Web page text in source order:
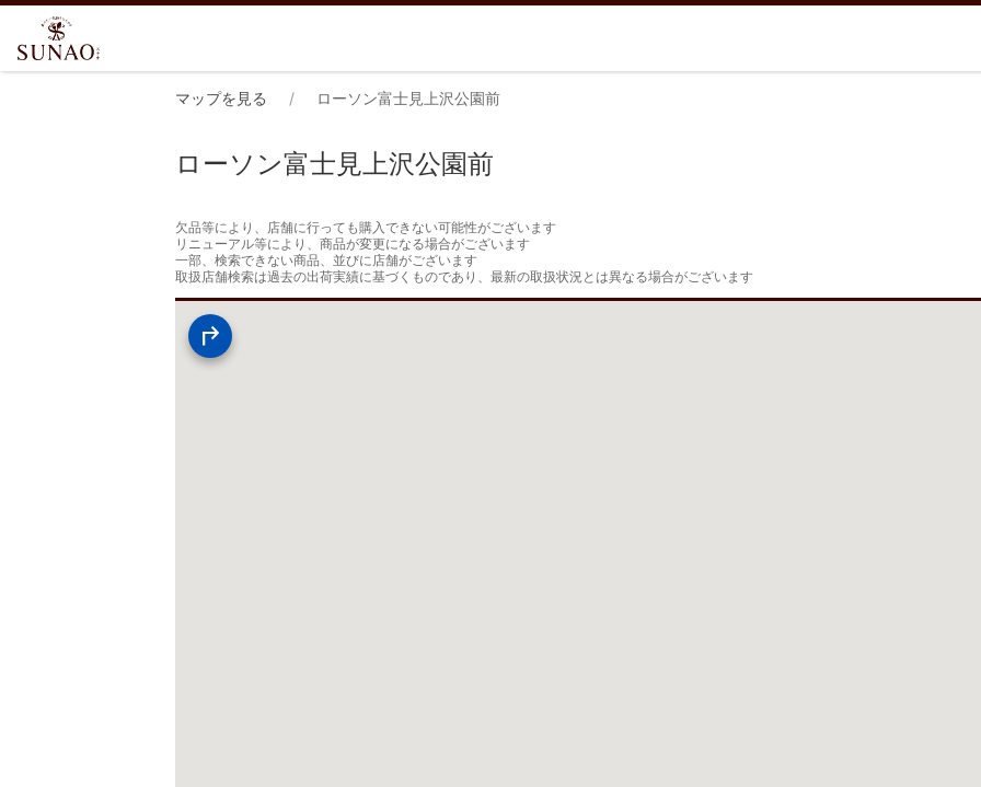
マップを見る ローソン富士見上沢公園前
ローソン富士見上沢公園前
欠品等により、店舗に行っても購入できない可能性がございます
リニューアル等により、商品が変更になる場合がございます
一部、検索できない商品、並びに店舗がございます
取扱店舗検索は過去の出荷実績に基づくものであり、最新の取扱状況とは異なる場合がございます